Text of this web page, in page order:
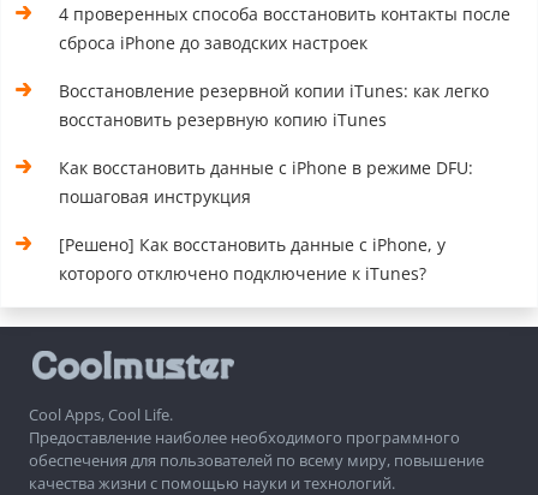
4 проверенных способа восстановить контакты после
сброса iPhone до заводских настроек
Восстановление резервной копии iTunes: как легко
восстановить резервную копию iTunes
Как восстановить данные с iPhone в режиме DFU:
пошаговая инструкция
[Решено] Как восстановить данные с iPhone, у
которого отключено подключение к iTunes?
Cool Apps, Cool Life.
Предоставление наиболее необходимого программного
обеспечения для пользователей по всему миру, повышение
качества жизни с помощью науки и технологий.